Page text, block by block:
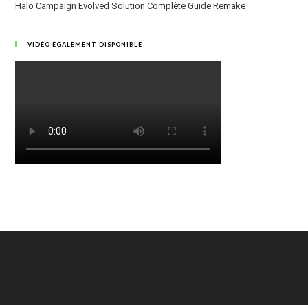
Halo Campaign Evolved Solution Complète Guide Remake
VIDÉO ÉGALEMENT DISPONIBLE